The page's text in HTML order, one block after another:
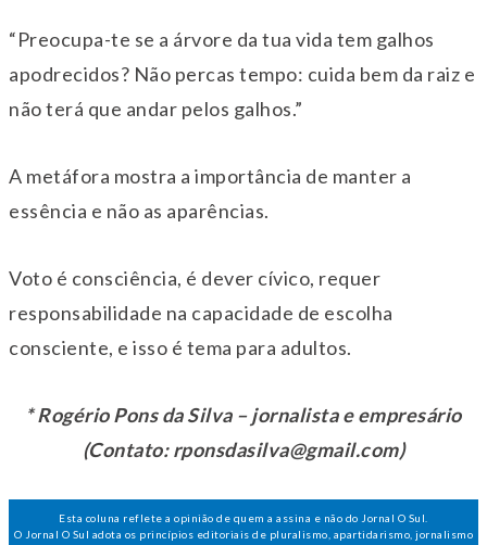
“Preocupa-te se a árvore da tua vida tem galhos
apodrecidos? Não percas tempo: cuida bem da raiz e
não terá que andar pelos galhos.”
A metáfora mostra a importância de manter a
essência e não as aparências.
Voto é consciência, é dever cívico, requer
responsabilidade na capacidade de escolha
consciente, e isso é tema para adultos.
* Rogério Pons da Silva – jornalista e empresário
(Contato: rponsdasilva@gmail.com)
Esta coluna reflete a opinião de quem a assina e não do Jornal O Sul.
O Jornal O Sul adota os princípios editoriais de pluralismo, apartidarismo, jornalismo